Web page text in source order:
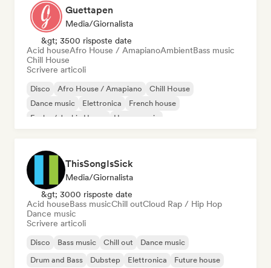
Guettapen
Media/Giornalista
&gt; 3500 risposte date
Acid houseAfro House / AmapianoAmbientBass music
Chill House
Scrivere articoli
Disco Afro House / Amapiano
Chill House
Dance music
Elettronica
French house
Funky / Jackin House
House music
ThisSongIsSick
Media/Giornalista
&gt; 3000 risposte date
Acid houseBass musicChill outCloud Rap / Hip Hop
Dance music
Scrivere articoli
Disco Bass music Chill out
Dance music
Drum and Bass
Dubstep Elettronica Future house